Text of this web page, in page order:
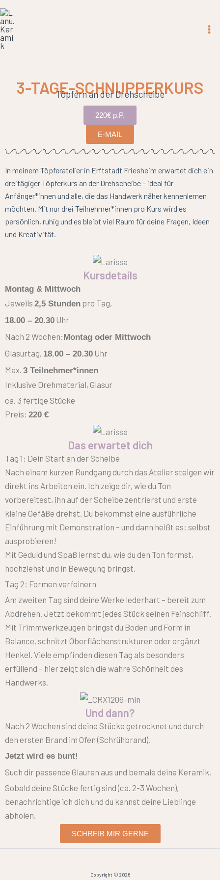
Zum
Inhalt
springen
3-TAGE-SCHNUPPERKURS
Töpfern an der Drehscheibe
220€ p.P.
E-MAIL
In meinem Töpferatelier in Erftstadt Friesheim erwartet dich ein
dreitägiger Töpferkurs an der Drehscheibe – ideal für
Anfänger*innen und alle, die das Handwerk näher kennenlernen
möchten. Mit nur drei Teilnehmer*innen pro Kurs wird es
persönlich, ruhig und es bleibt viel Raum für deine Fragen, Ideen
und Kreativität.
Kursdetails
Montag & Mittwoch
Jeweils 2,5 Stunden pro Tag,
18.00 – 20.30 Uhr
Nach 2 Wochen:Montag oder Mittwoch
Glasurtag, 18.00 – 20.30 Uhr
Max. 3 Teilnehmer*innen
Inklusive Drehmaterial, Glasur
ca. 3 fertige Stücke
Preis: 220 €
Das erwartet dich
Tag 1: Dein Start an der Scheibe
Nach einem kurzen Rundgang durch das Atelier steigen wir
direkt ins Arbeiten ein. Ich zeige dir, wie du Ton
vorbereitest, ihn auf der Scheibe zentrierst und erste
kleine Gefäße drehst. Du bekommst eine ausführliche
Einführung mit Demonstration – und dann heißt es: selbst
ausprobieren!
Mit Geduld und Spaß lernst du, wie du den Ton formst,
hochziehst und in Bewegung bringst.
Tag 2: Formen verfeinern
Am zweiten Tag sind deine Werke lederhart – bereit zum
Abdrehen. Jetzt bekommt jedes Stück seinen Feinschliff.
Mit Trimmwerkzeugen bringst du Boden und Form in
Balance, schnitzt Oberflächenstrukturen oder ergänzt
Henkel. Viele empfinden diesen Tag als besonders
erfüllend – hier zeigt sich die wahre Schönheit des
Handwerks.
Und dann?
Nach 2 Wochen sind deine Stücke getrocknet und durch
den ersten Brand im Ofen (Schrühbrand).
Jetzt wird es bunt!
Such dir passende Glauren aus und bemale deine Keramik.
Sobald deine Stücke fertig sind (ca. 2-3 Wochen),
benachrichtige ich dich und du kannst deine Lieblinge
abholen.
SCHREIB MIR GERNE
Copyright © 2026